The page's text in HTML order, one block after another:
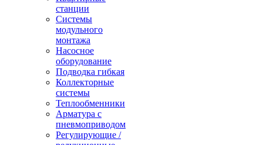
станции
Системы
модульного
монтажа
Насосное
оборудование
Подводка гибкая
Коллекторные
системы
Теплообменники
Арматура с
пневмоприводом
Регулирующие /